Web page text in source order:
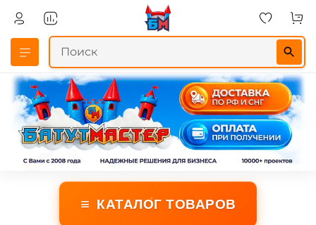
≡ КАТАЛОГ ТОВАРОВ